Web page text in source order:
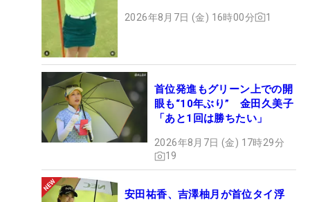
2026年8月7日 (金) 16時00分 1
首位発進もグリーン上での開
眼も“10年ぶり” 金田久美子
「あと1回は勝ちたい」
2026年8月7日 (金) 17時29分
19
安田祐香、吉澤柚月が首位タイ浮